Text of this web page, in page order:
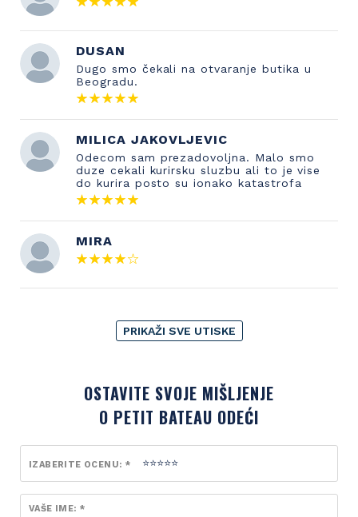
DUSAN
Dugo smo čekali na otvaranje butika u
Beogradu.
MILICA JAKOVLJEVIC
Odecom sam prezadovoljna. Malo smo
duze cekali kurirsku sluzbu ali to je vise
do kurira posto su ionako katastrofa
MIRA
PRIKAŽI SVE UTISKE
OSTAVITE SVOJE MIŠLJENJE
O PETIT BATEAU ODEĆI
IZABERITE OCENU: *
VAŠE IME: *